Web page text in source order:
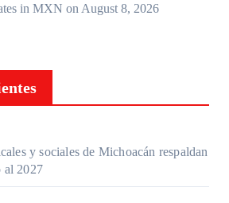
in MXN on August 8, 2026
y sociales de Michoacán respaldan
al 2027